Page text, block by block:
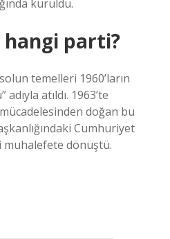
kuruldu.
hangi parti?
temelleri 1960’ların
atıldı. 1963’te
doğan bu
Cumhuriyet
muhalefete dönüştü.